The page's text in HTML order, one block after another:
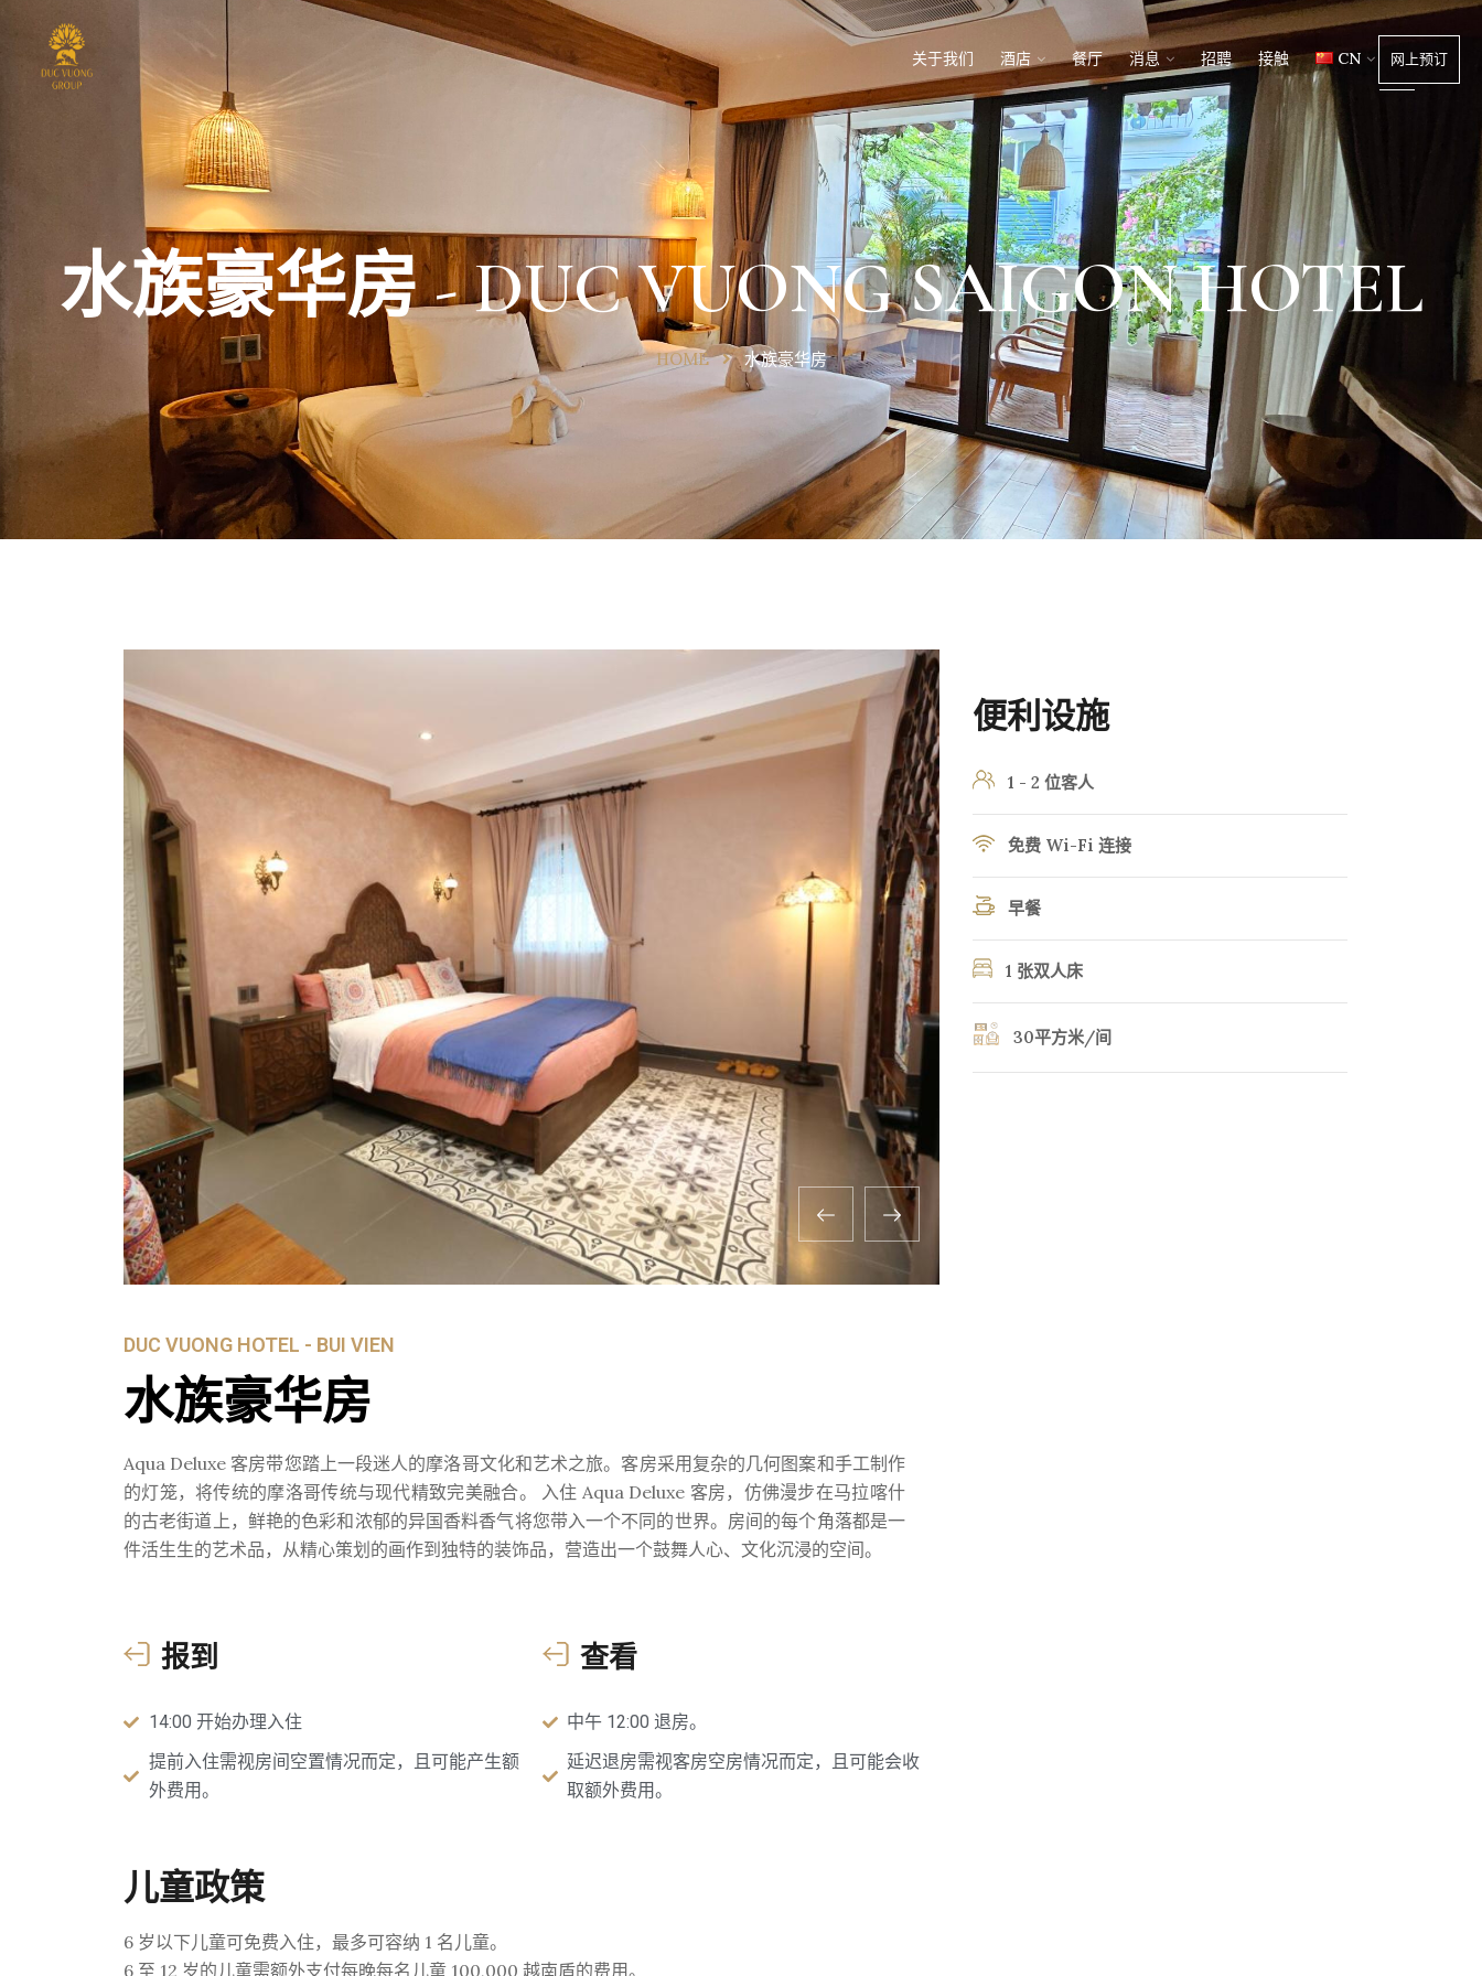
关于我们 酒店 餐厅 消息 招聘 接触 CN 网上预订
水族豪华房 - DUC VUONG SAIGON HOTEL
HOME 水族豪华房
DUC VUONG HOTEL - BUI VIEN
水族豪华房
Aqua Deluxe 客房带您踏上一段迷人的摩洛哥文化和艺术之旅。客房采用复杂的几何图案和手工制作
的灯笼，将传统的摩洛哥传统与现代精致完美融合。 入住 Aqua Deluxe 客房，仿佛漫步在马拉喀什
的古老街道上，鲜艳的色彩和浓郁的异国香料香气将您带入一个不同的世界。房间的每个角落都是一
件活生生的艺术品，从精心策划的画作到独特的装饰品，营造出一个鼓舞人心、文化沉浸的空间。
报到
14:00 开始办理入住
提前入住需视房间空置情况而定，且可能产生额
外费用。
查看
中午 12:00 退房。
延迟退房需视客房空房情况而定，且可能会收
取额外费用。
儿童政策
6 岁以下儿童可免费入住，最多可容纳 1 名儿童。
6 至 12 岁的儿童需额外支付每晚每名儿童 100,000 越南盾的费用。
便利设施
1 - 2 位客人
免费 Wi-Fi 连接
早餐
1 张双人床
30平方米/间